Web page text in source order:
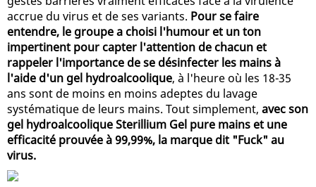
accrue du virus et de ses variants. Pour se faire
entendre, le groupe a choisi l'humour et un ton
impertinent pour capter l'attention de chacun et
rappeler l'importance de se désinfecter les mains à
l'aide d'un gel hydroalcoolique, à l'heure où les 18-35
ans sont de moins en moins adeptes du lavage
systématique de leurs mains. Tout simplement, avec son
gel hydroalcoolique Sterillium Gel pure mains et une
efficacité prouvée à 99,99%, la marque dit "Fuck" au
virus.